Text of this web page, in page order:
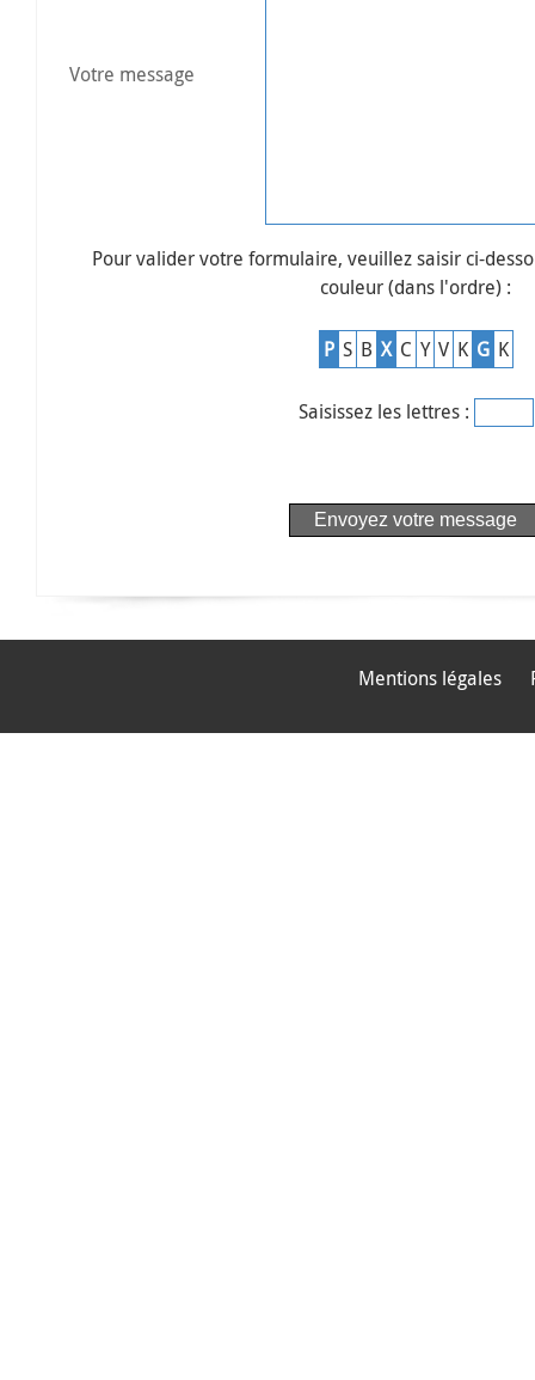
Votre message
Pour valider votre formulaire, veuillez saisir ci-
couleur (dans l'ordre) :
P S B X C Y V K G K
Saisissez les lettres :
Mentions légales